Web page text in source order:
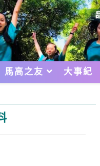
馬高之友 大事紀